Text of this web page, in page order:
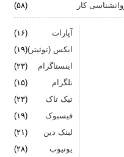
کار
(۵۸)
آپارات
(۱۶)
ایکس (توئیتر)(۱۹)
اینستاگرام
(۲۳)
تلگرام
(۱۵)
تیک تاک
(۲۳)
فیسبوک
(۱۹)
لینک دین
(۲۱)
یوتیوب
(۲۸)